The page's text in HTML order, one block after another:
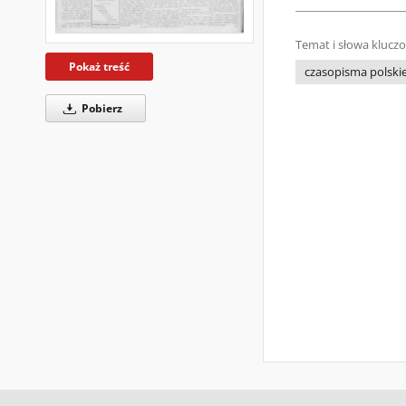
Pokaż treść
Pobierz
Temat i słowa
czasopisma